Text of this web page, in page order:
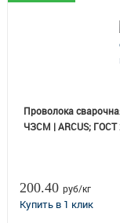
Проволока
ЧЗСМ | ARCUS; ГОСТ
200.40 руб/кг